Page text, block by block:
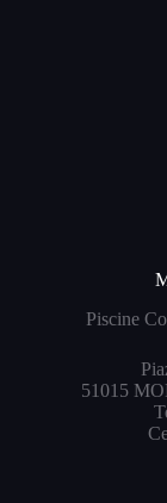
Piscine
51015